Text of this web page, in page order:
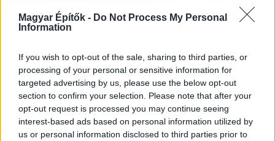
Magyar Építők - Do Not Process My Personal
Information
If you wish to opt-out of the sale, sharing to third parties, or
processing of your personal or sensitive information for
targeted advertising by us, please use the below opt-out
section to confirm your selection. Please note that after your
opt-out request is processed you may continue seeing
interest-based ads based on personal information utilized by
us or personal information disclosed to third parties prior to